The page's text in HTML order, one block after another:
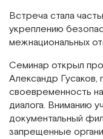
Встреча стала
укреплению
межнациональных
Семинар открыл
Александр Гусаков,
своевременность
диалога. Вниманию
документальный
запрещенные